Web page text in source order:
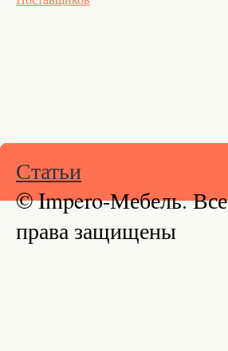
Статьи
© Impero-Мебель. Все
права защищены